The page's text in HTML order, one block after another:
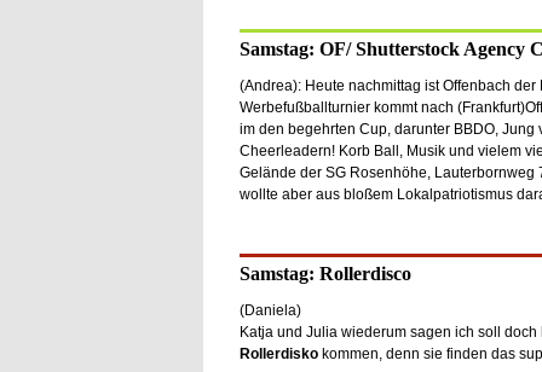
Samstag: OF/ Shutterstock Agency
(Andrea): Heute nachmittag ist Offenbach
Werbefußballturnier kommt nach
im den begehrten Cup, darunter BBDO,
Cheerleadern! Korb Ball, Musik und vielem
Gelände der SG Rosenhöhe,
wollte aber aus bloßem Lokalpatriotismus
Samstag: Rollerdisco
(Daniela)
Katja und Julia wiederum sagen ich soll doch
Rollerdisko kommen, denn sie finden das